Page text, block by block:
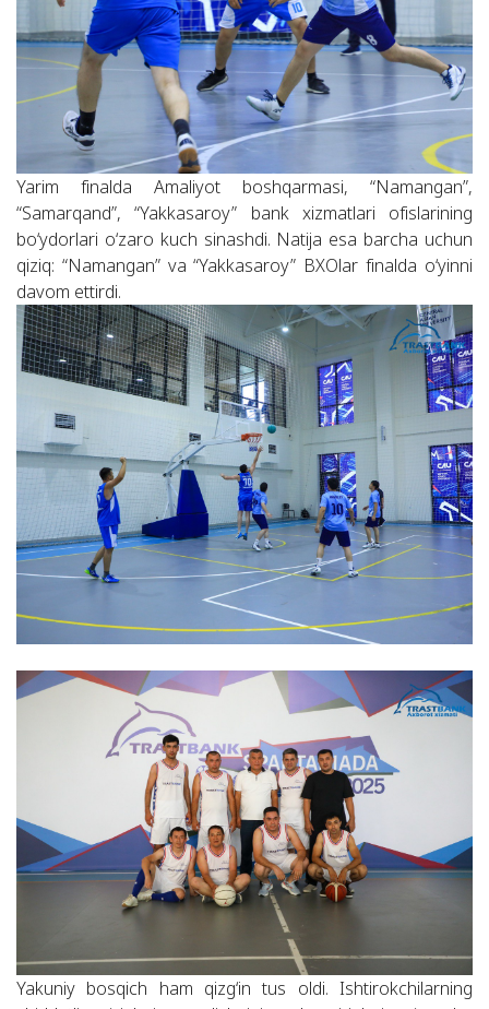
Yarim finalda Amaliyot boshqarmasi, “Namangan”,
“Samarqand”, “Yakkasaroy” bank xizmatlari ofislarining
bo‘ydorlari o‘zaro kuch sinashdi. Natija esa barcha uchun
qiziq: “Namangan” va “Yakkasaroy” BXOlar finalda o‘yinni
davom ettirdi.
Yakuniy bosqich ham qizg‘in tus oldi. Ishtirokchilarning